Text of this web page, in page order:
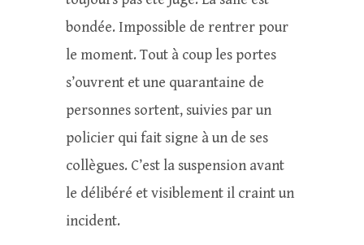
bondée. Impossible de rentrer pour
le moment. Tout à coup les portes
s’ouvrent et une quarantaine de
personnes sortent, suivies par un
policier qui fait signe à un de ses
collègues. C’est la suspension avant
le délibéré et visiblement il craint un
incident.